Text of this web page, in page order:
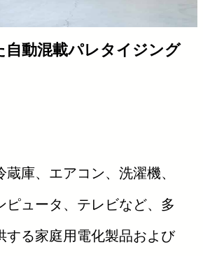
自動混載パレタイジング
庫、エアコン、洗濯機、
ピュータ、テレビなど、多
する家庭用電化製品および